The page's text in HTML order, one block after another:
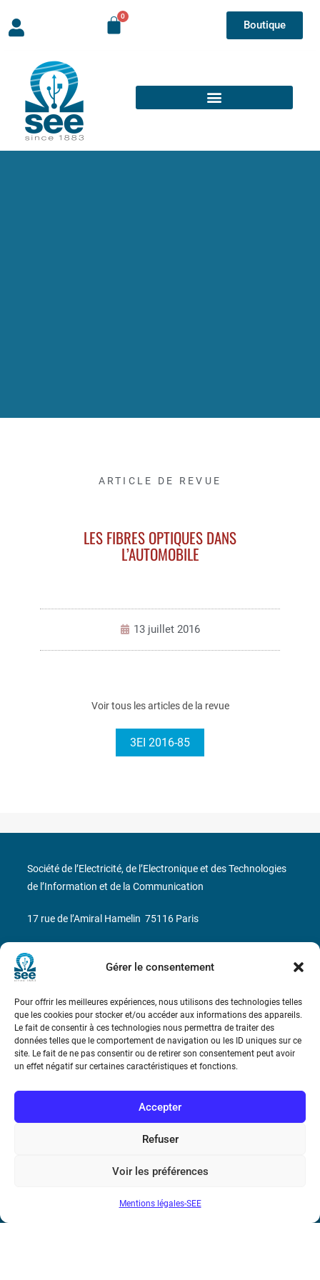
Gérer le consentement
Pour offrir les meilleures expériences, nous utilisons des technologies telles
que les cookies pour stocker et/ou accéder aux informations des appareils.
Le fait de consentir à ces technologies nous permettra de traiter des
données telles que le comportement de navigation ou les ID uniques sur ce
site. Le fait de ne pas consentir ou de retirer son consentement peut avoir
un effet négatif sur certaines caractéristiques et fonctions.
Accepter
Refuser
Voir les préférences
Mentions légales-SEE
Boutique
ARTICLE DE REVUE
LES FIBRES OPTIQUES DANS
L’AUTOMOBILE
13 juillet 2016
Voir tous les articles de la revue
3EI 2016-85
Bicentenaire des découvertes d’André-
Conditions Générales de Vente
Mentions légales
Société de l’Electricité, de l’Electronique et des Technologies
de l’Information et de la Communication
17 rue de l’Amiral Hamelin 75116 Paris
Métro : « Boissière » Ligne 6 et « Iéna » Ligne 9
Téléphone : (+33) 1 56 90 37 17
N° de SIREN : 785 393 232, Code APE : 9412Z TVA intra-
communautaire : FR44 785 393 232